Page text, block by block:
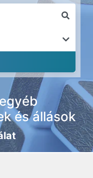
és állások